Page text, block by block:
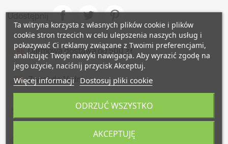
Darmowa dostawa od 500 zł
Zwrot do 14 dni
Bezpieczne płatności z Autopay i PayPo
Produkt szyty ręcznie w Polsce
Ta witryna korzysta z własnych plików cookie i plików
cookie stron trzecich w celu ulepszenia naszych usług i
pokazywać Ci reklamy związane z Twoimi preferencjami,
analizując Twoje nawyki nawigacja. Aby wyrazić zgodę na
jego użycie, naciśnij przycisk Akceptuj.
Więcej informacji Dostosuj pliki cookie
ODRZUĆ WSZYSTKO
AKCEPTUJĘ